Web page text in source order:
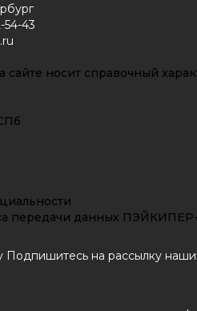
54-43
носит справочный
передачи данных
Подпишитесь на рассылку